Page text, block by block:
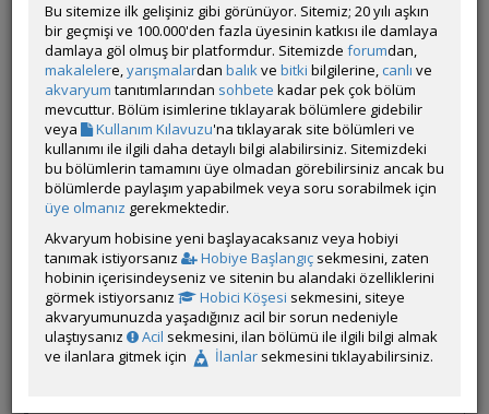
Gönderim Zamanı:02 Aralık 2025 12:01
Ben yeni Lepistes bakmaya başlıyorum. 40 litrelik akvaryumda
sayıca kaç tane almalıyım ve karışık tür yapmak istiyorum
bunun bir sorunu olur mu mesela hb white , Japon blue, dark,
blue olur mu ve bunlardan ilk başlangıç olarak kaç tane
almalıyım?
Üye imzalarını sadece giriş yapan üyelerimiz görebilir
ÖM
koraykbl
Çevrim Dışı
Gönderim Zamanı:02 Aralık 2025 13:09
Bu sitemize ilk gelişiniz gibi görünüyor. Sitemiz; 20 yılı aşkın
bir geçmişi ve 100.000'den fazla üyesinin katkısı ile damlaya
damlaya göl olmuş bir platformdur. Sitemizde forumdan,
makalelere,yarışmalardan balıkve bitki bilgilerine, canlı ve
akvaryum tanıtımlarından sohbete kadar pek çok bölüm
mevcuttur. Bölüm isimlerine tıklayarak bölümlere gidebilir
veya
Kullanım Kılavuzu'na tıklayarak site bölümleri ve
kullanımı ile ilgili daha detaylı bilgi alabilirsiniz. Sitemizdeki
bu bölümlerin tamamını üye olmadan görebilirsiniz ancak bu
bölümlerde paylaşım yapabilmek veya soru sorabilmek için
üye olmanız gerekmektedir.
Akvaryum hobisine yeni başlayacaksanız veya hobiyi
tanımak istiyorsanız
Hobiye Başlangıç sekmesini, zaten
hobinin içerisindeyseniz ve sitenin bu alandaki özelliklerini
görmek istiyorsanız
Hobici Köşesi sekmesini, siteye
akvaryumunuzda yaşadığınız acil bir sorun nedeniyle
ulaştıysanız
Acil sekmesini, ilan bölümü ile ilgili bilgi almak
ve ilanlara gitmek için
İlanlar sekmesini tıklayabilirsiniz.